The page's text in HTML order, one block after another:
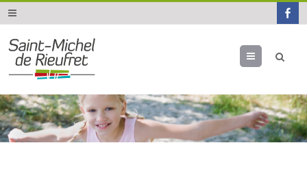
Menu